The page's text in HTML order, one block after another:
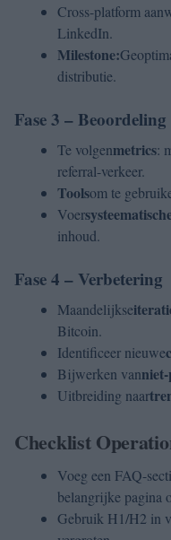
Cross-platform
LinkedIn.
Milestone:
distributie.
Fase 3 – Beoordeling
Te volgenmetrics:
referral-verkeer.
Toolsom te
Voer
inhoud.
Fase 4 – Verbetering
Maandelijkse
Bitcoin.
Identificeer nieuwe
Bijwerken van
Uitbreiding naar
Checklist
Voeg een FAQ-
belangrijke pagina
Gebruik H1/H2 in